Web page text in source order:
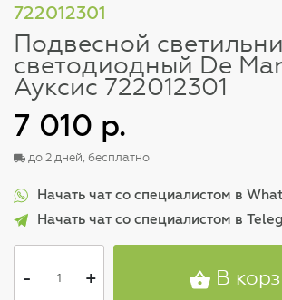
722012301
Подвесной
светодиодный De
Ауксис 722012301
7 010 р.
до 2 дней, бесплатно
Начать чат со специалистом в
Начать чат со специалистом в
- + В